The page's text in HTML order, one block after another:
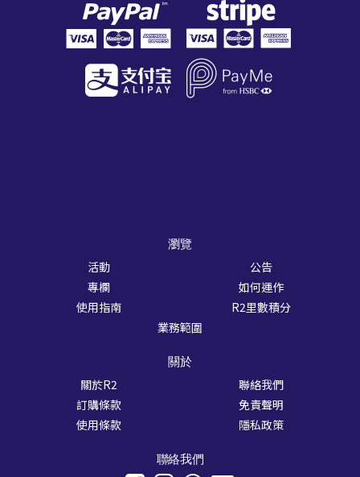
瀏覽
活動
公告
專欄
如何運作
使用指南
R2里數積分
業務範圍
關於
關於R2
聯絡我們
訂購條款
免責聲明
使用條款
隱私政策
聯絡我們